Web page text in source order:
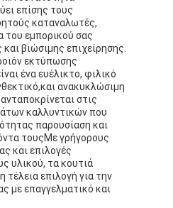
επίσης τους
καταναλωτές,
του εμπορικού σας
βιώσιμης επιχείρησης.
εκτύπωσης
ένα ευέλικτο, φιλικό
ανακυκλώσιμη
στις
καλλυντικών που
παρουσίαση και
τουςΜε γρήγορους
και επιλογές
υλικού, τα κουτιά
τέλεια επιλογή για την
με επαγγελματικό και